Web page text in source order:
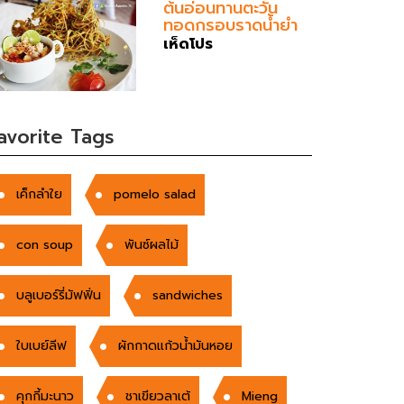
ต้นอ่อนทานตะวัน
ทอดกรอบราดน้ำยำ
เห็ดโปร
Tags
เค็กลำใย pomelo salad
con soup พันซ์ผลไม้
บลูเบอร์รี่มัฟฟิ่น sandwiches
ใบเบย์ลีฟ ผักกาดแก้วน้ำมันหอย
คุกกี้มะนาว ชาเขียวลาเต้ Mieng